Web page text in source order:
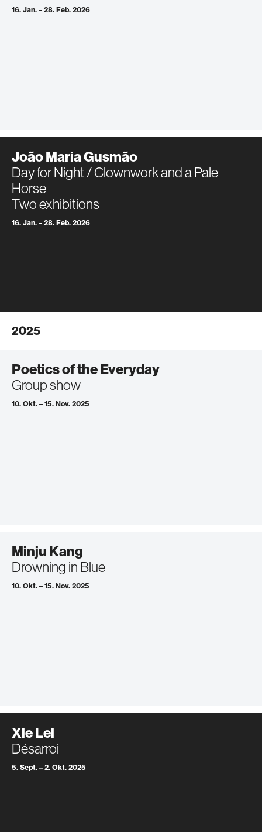
16. Jan. – 28. Feb. 2026
João Maria Gusmão
Day for Night / Clownwork and a Pale
Horse
Two exhibitions
16. Jan. – 28. Feb. 2026
2025
Poetics of the Everyday
Group show
10. Okt. – 15. Nov. 2025
Minju Kang
Drowning in Blue
10. Okt. – 15. Nov. 2025
Xie Lei
Désarroi
5. Sept. – 2. Okt. 2025